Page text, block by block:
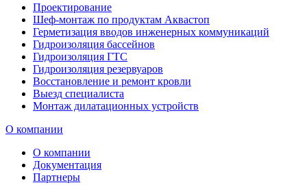
Проектирование
Шеф-монтаж по продуктам Аквастоп
Герметизация вводов инженерных коммуникаций
Гидроизоляция бассейнов
Гидроизоляция ГТС
Гидроизоляция резервуаров
Восстановление и ремонт кровли
Выезд специалиста
Монтаж дилатационных устройств
О компании
О компании
Документация
Партнеры